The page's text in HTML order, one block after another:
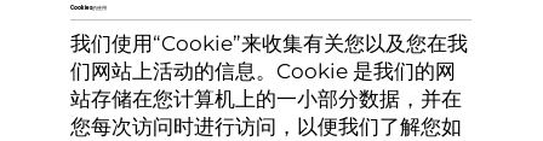
Cookies的使用
我们使用“Cookie”来收集有关您以及您在我
们网站上活动的信息。Cookie 是我们的网
站存储在您计算机上的一小部分数据，并在
您每次访问时进行访问，以便我们了解您如